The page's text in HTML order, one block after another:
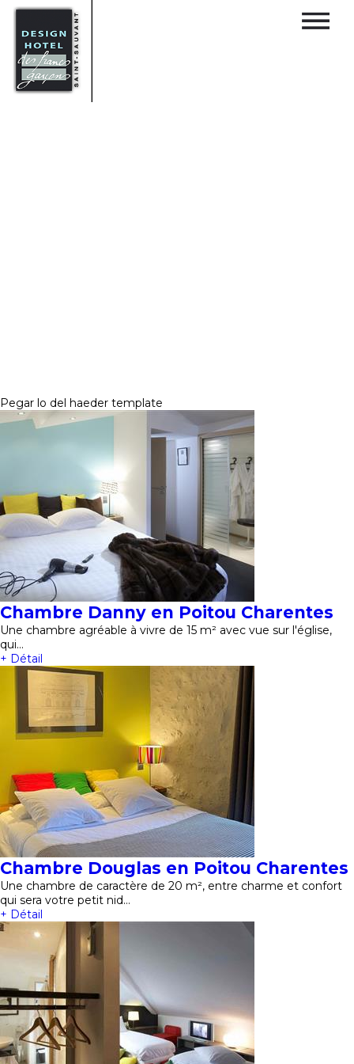
Pegar lo del haeder template
Chambre Danny en Poitou Charentes
Une chambre agréable à vivre de 15 m² avec vue sur l'église,
qui…
+ Détail
Chambre Douglas en Poitou Charentes
Une chambre de caractère de 20 m², entre charme et confort
qui sera votre petit nid…
+ Détail